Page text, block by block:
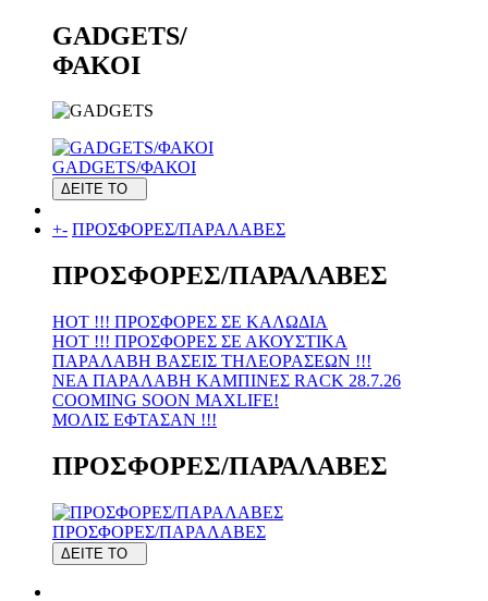
GADGETS/
ΦΑΚΟΙ
GADGETS/ΦΑΚΟΙ
ΔΕΙΤΕ ΤΟ
+- ΠΡΟΣΦΟΡΕΣ/ΠΑΡΑΛΑΒΕΣ
ΠΡΟΣΦΟΡΕΣ/ΠΑΡΑΛΑΒΕΣ
HOT !!! ΠΡΟΣΦΟΡΕΣ ΣΕ KAΛΩΔΙΑ
HOT !!! ΠΡΟΣΦΟΡΕΣ ΣΕ ΑΚΟΥΣΤΙΚΑ
ΠΑΡΑΛΑΒΗ ΒΑΣΕΙΣ ΤΗΛΕΟΡΑΣΕΩΝ !!!
ΝΕΑ ΠΑΡΑΛΑΒΗ KAMΠΙΝΕΣ RACK 28.7.26
COOMING SOON MAXLIFE!
MOΛΙΣ ΕΦΤΑΣΑΝ !!!
ΠΡΟΣΦΟΡΕΣ/ΠΑΡΑΛΑΒΕΣ
ΠΡΟΣΦΟΡΕΣ/ΠΑΡΑΛΑΒΕΣ
ΔΕΙΤΕ ΤΟ